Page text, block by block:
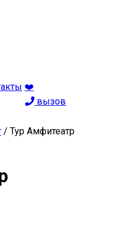
❤️
вызов
/ Тур Амфитеатр